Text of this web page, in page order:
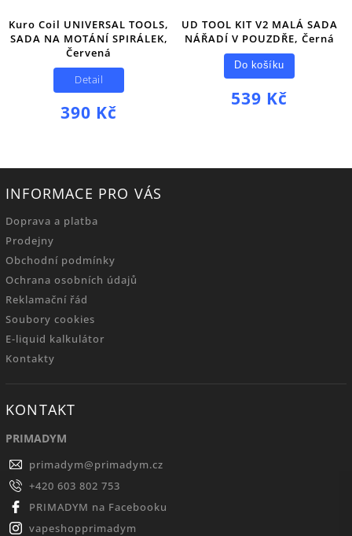
Kuro Coil UNIVERSAL TOOLS,
SADA NA MOTÁNÍ SPIRÁLEK,
Červená
390 Kč
Detail
UD TOOL KIT V2 MALÁ SADA
NÁŘADÍ V POUZDŘE, Černá
539 Kč
Do košíku
INFORMACE PRO VÁS
Doprava a platba
Prodejny
Obchodní podmínky
Ochrana osobních údajů
Reklamační řád
Soubory cookies
E-liquid kalkulátor
Kontakty
KONTAKT
PRIMADYM
primadym@primadym.cz
+420 603 802 753
PRIMADYM na Facebooku
vapeshopprimadym